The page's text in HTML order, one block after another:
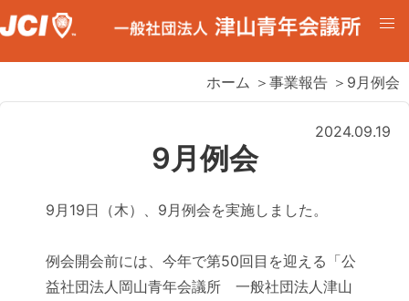
ホーム ＞ 事業報告 ＞9月例会
2024.09.19
9月例会
9月19日（木）、9月例会を実施しました。
例会開会前には、今年で第50回目を迎える「公
益社団法人岡山青年会議所 一般社団法人津山